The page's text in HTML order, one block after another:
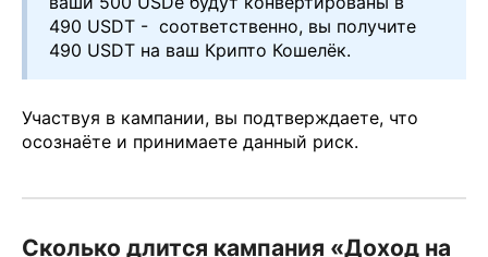
490 USDT - соответственно, вы получите
490 USDT на ваш Крипто Кошелёк.
Участвуя в кампании, вы подтверждаете, что
осознаёте и принимаете данный риск.
Сколько длится кампания «Доход на